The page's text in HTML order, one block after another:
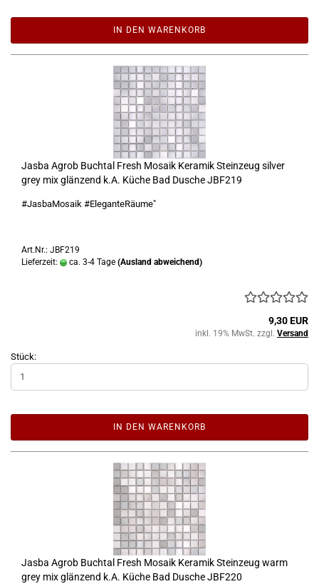
IN DEN WARENKORB
Jasba Agrob Buchtal Fresh Mosaik Keramik Steinzeug silver
grey mix glänzend k.A. Küche Bad Dusche JBF219
#JasbaMosaik #EleganteRäume"
Art.Nr.: JBF219
Lieferzeit:
ca. 3-4 Tage (Ausland abweichend)
9,30 EUR
inkl. 19% MwSt. zzgl. Versand
Stück:
IN DEN WARENKORB
Jasba Agrob Buchtal Fresh Mosaik Keramik Steinzeug warm
grey mix glänzend k.A. Küche Bad Dusche JBF220